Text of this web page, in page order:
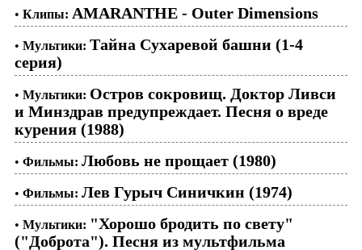
• Клипы: AMARANTHE - Outer Dimensions
• Мультики: Тайна Сухаревой башни (1-4
серия)
• Мультики: Остров сокровищ. Доктор Ливси
и Минздрав предупреждает. Песня о вреде
курения (1988)
• Фильмы: Любовь не прощает (1980)
• Фильмы: Лев Гурыч Синичкин (1974)
• Мультики: "Хорошо бродить по свету"
("Доброта"). Песня из мультфильма